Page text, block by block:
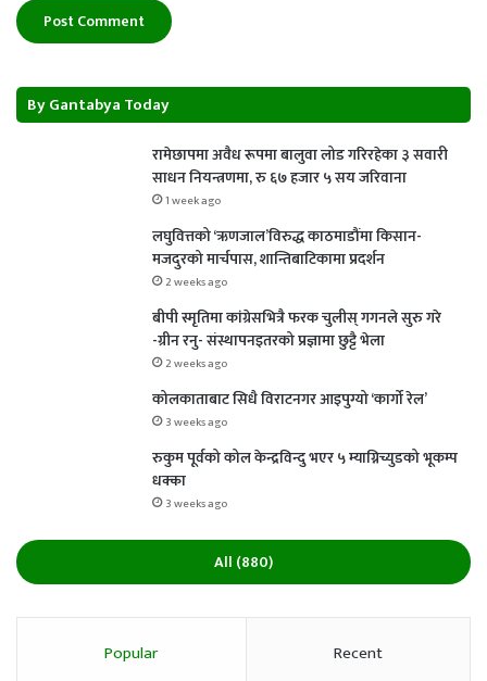
By Gantabya Today
रामेछापमा अवैध रूपमा बालुवा लोड गरिरहेका ३ सवारी
साधन नियन्त्रणमा, रु ६७ हजार ५ सय जरिवाना
1 week ago
लघुवित्तको ‘ऋणजाल’विरुद्ध काठमाडौंमा किसान-
मजदुरको मार्चपास, शान्तिबाटिकामा प्रदर्शन
2 weeks ago
बीपी स्मृतिमा कांग्रेसभित्रै फरक चुलीस् गगनले सुरु गरे
-ग्रीन रनु- संस्थापनइतरको प्रज्ञामा छुट्टै भेला
2 weeks ago
कोलकाताबाट सिधै विराटनगर आइपुग्यो ‘कार्गो रेल’
3 weeks ago
रुकुम पूर्वको कोल केन्द्रविन्दु भएर ५ म्याग्निच्युडको भूकम्प
धक्का
3 weeks ago
All (880)
Popular Recent